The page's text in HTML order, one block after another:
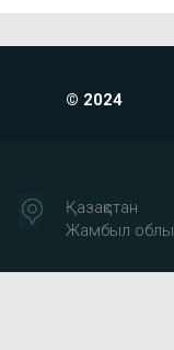
© 2024
Қазақстан
Жамбыл